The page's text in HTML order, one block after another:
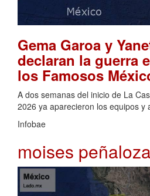
Gema Garoa y
declaran la guerra
los Famosos
A dos semanas del inicio de La
2026 ya aparecieron los equipos y
Infobae
moises peñaloza